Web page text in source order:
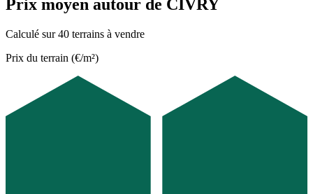
Prix moyen autour de CIVRY
Calculé sur 40 terrains à vendre
Prix du terrain (€/m²)